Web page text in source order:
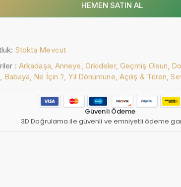
HEMEN SATIN AL
Stokta Mevcut
: Arkadaşa, Anneye, Orkideler, Geçmiş Olsun,
Babaya, Ne İçin ?, Yıl Dönümüne, Açılış & Tören,
Güvenli Ödeme
3D Doğrulama ile güvenli ve emniyetli ödeme